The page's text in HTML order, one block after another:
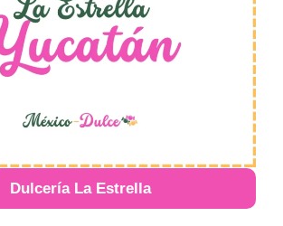
Dulcería La Estrella